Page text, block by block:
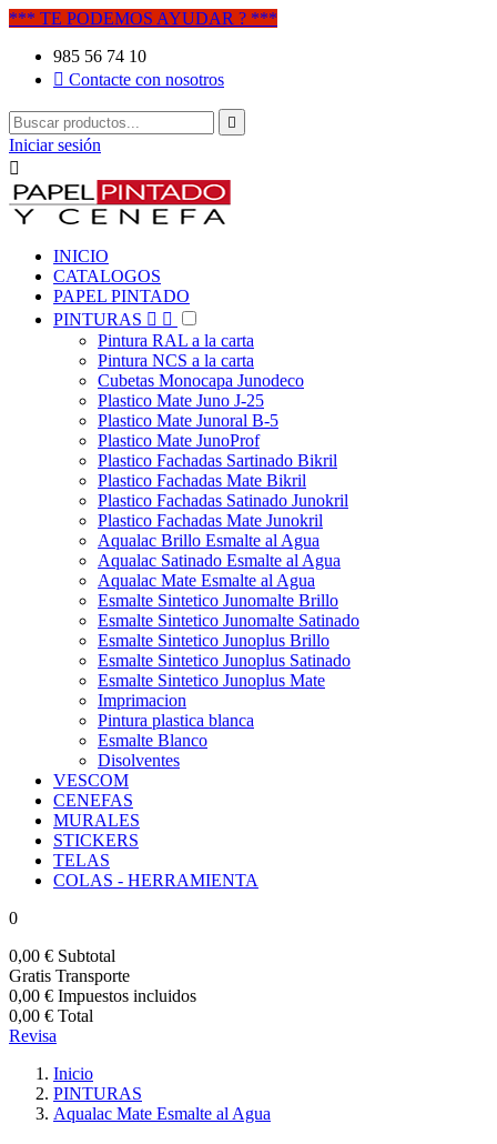
*** TE PODEMOS AYUDAR ? ***
985 56 74 10
 Contacte con nosotros

Iniciar sesión

INICIO
CATALOGOS
PAPEL PINTADO
PINTURAS  
Pintura RAL a la carta
Pintura NCS a la carta
Cubetas Monocapa Junodeco
Plastico Mate Juno J-25
Plastico Mate Junoral B-5
Plastico Mate JunoProf
Plastico Fachadas Sartinado Bikril
Plastico Fachadas Mate Bikril
Plastico Fachadas Satinado Junokril
Plastico Fachadas Mate Junokril
Aqualac Brillo Esmalte al Agua
Aqualac Satinado Esmalte al Agua
Aqualac Mate Esmalte al Agua
Esmalte Sintetico Junomalte Brillo
Esmalte Sintetico Junomalte Satinado
Esmalte Sintetico Junoplus Brillo
Esmalte Sintetico Junoplus Satinado
Esmalte Sintetico Junoplus Mate
Imprimacion
Pintura plastica blanca
Esmalte Blanco
Disolventes
VESCOM
CENEFAS
MURALES
STICKERS
TELAS
COLAS - HERRAMIENTA
0
0,00 € Subtotal
Gratis Transporte
0,00 € Impuestos incluidos
0,00 € Total
Revisa
Inicio
PINTURAS
Aqualac Mate Esmalte al Agua